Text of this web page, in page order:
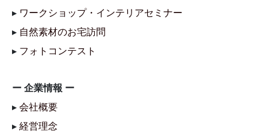
▸ ワークショップ・インテリアセミナー
▸ 自然素材のお宅訪問
▸ フォトコンテスト
ー 企業情報 ー
▸ 会社概要
▸ 経営理念